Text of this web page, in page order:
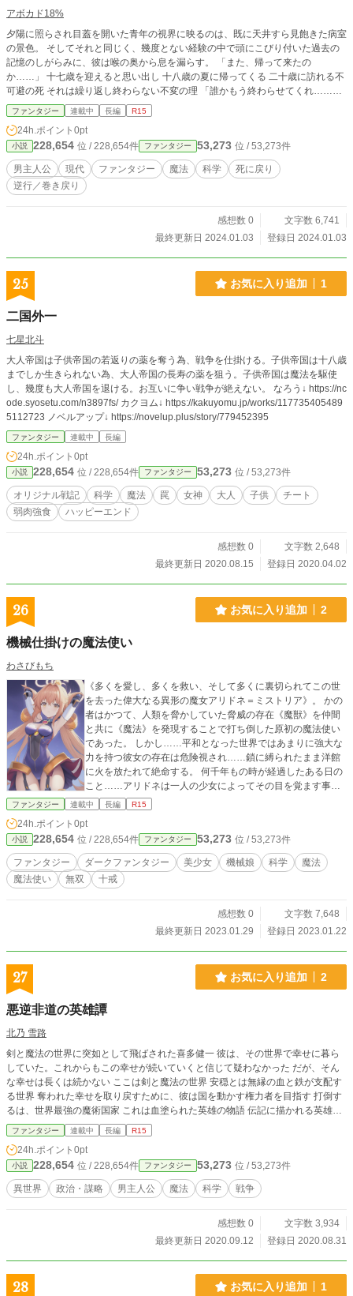
アボカド18%
夕陽に照らされ目蓋を開いた青年の視界に映るのは、既に天井すら見飽きた病室
の景色。 そしてそれと同じく、幾度とない経験の中で頭にこびり付いた過去の
記憶のしがらみに、彼は喉の奥から息を漏らす。 「また、帰って来たの
か……」 十七歳を迎えると思い出し 十八歳の夏に帰ってくる 二十歳に訪れる不
可避の死 それは繰り返し終わらない不変の理 「誰かもう終わらせてくれ……」
終わりを求めるこの世界は、緩やかに膿みはじめていた。
ファンタジー 連載中 長編 R15
24h.ポイント 0pt
小説 228,654 位 / 228,654件 ファンタジー 53,273 位 / 53,273件
男主人公 現代 ファンタジー 魔法 科学
死に戻り
逆行／巻き戻り
感想数 0
文字数 6,741
最終更新日 2024.01.03
登録日 2024.01.03
25 お気に入り追加 1
二国外一
七星北斗
大人帝国は子供帝国の若返りの薬を奪う為、戦争を仕掛ける。子供帝国は十八歳
までしか生きられない為、大人帝国の長寿の薬を狙う。子供帝国は魔法を駆使
し、幾度も大人帝国を退ける。お互いに争い戦争が絶えない。 なろう↓ https://nc
ode.syosetu.com/n3897fs/ カクヨム↓ https://kakuyomu.jp/works/117735405489
5112723 ノベルアップ↓ https://novelup.plus/story/779452395
ファンタジー 連載中 長編
24h.ポイント 0pt
小説 228,654 位 / 228,654件 ファンタジー 53,273 位 / 53,273件
オリジナル戦記 科学 魔法 罠 女神 大人 子供
チート
弱肉強食
ハッピーエンド
感想数 0
文字数 2,648
最終更新日 2020.08.15
登録日 2020.04.02
26 お気に入り追加 2
機械仕掛けの魔法使い
わさびもち
《多くを愛し、多くを救い、そして多くに裏切られてこの世
を去った偉大なる異形の魔女アリドネ＝ミストリア》。 かの
者はかつて、人類を脅かしていた脅威の存在《魔獣》を仲間
と共に《魔法》を発現することで打ち倒した原初の魔法使い
であった。 しかし……平和となった世界ではあまりに強大な
力を持つ彼女の存在は危険視され……鎖に縛られたまま洋館
に火を放たれて絶命する。 何千年もの時が経過したある日の
こと……アリドネは一人の少女によってその目を覚ます事と
なった。 自分を目覚めさせると同時に絶命したその少女の命
して蘇ったアリドネは《原初の魔女》として再び大いなる敵
へと立ち向かう！ 『あなたの行く末に幸多からんことを』彼
女を復活させると共に絶命した、とある王国の王女が最期に
告げた言葉を胸に抱きながら。
ファンタジー 連載中 長編 R15
24h.ポイント 0pt
小説 228,654 位 / 228,654件 ファンタジー 53,273 位 / 53,273件
ファンタジー ダークファンタジー 美少女 機械娘 科学
魔法
魔法使い
無双 十戒
感想数 0
文字数 7,648
最終更新日 2023.01.29
登録日 2023.01.22
27 お気に入り追加 2
悪逆非道の英雄譚
北乃 雪路
剣と魔法の世界に突如として飛ばされた喜多健一 彼は、その世界で幸せに暮ら
していた。これからもこの幸せが続いていくと信じて疑わなかった だが、そん
な幸せは長くは続かない ここは剣と魔法の世界 安穏とは無縁の血と鉄が支配す
る世界 奪われた幸せを取り戻すために、彼は国を動かす権力者を目指す 打倒す
るは、世界最強の魔術国家 これは血塗られた英雄の物語 伝記に描かれる英雄の
ような華々しい活躍とは無縁 謀略と血で彩られた英雄の物語なり
ファンタジー 連載中 長編 R15
24h.ポイント 0pt
小説 228,654 位 / 228,654件 ファンタジー 53,273 位 / 53,273件
異世界 政治・謀略 男主人公 魔法 科学 戦争
感想数 0
文字数 3,934
最終更新日 2020.09.12
登録日 2020.08.31
28 お気に入り追加 1